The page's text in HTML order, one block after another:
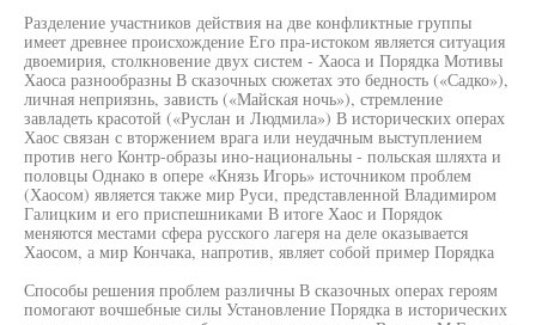
Разделение участников действия на две конфликтные группы
имеет древнее происхождение Его пра-истоком является ситуация
двоемирия, столкновение двух систем - Хаоса и Порядка Мотивы
Хаоса разнообразны В сказочных сюжетах это бедность («Садко»),
личная неприязнь, зависть («Майская ночь»), стремление
завладеть красотой («Руслан и Людмила») В исторических операх
Хаос связан с вторжением врага или неудачным выступлением
против него Контр-образы ино-национальны - польская шляхта и
половцы Однако в опере «Князь Игорь» источником проблем
(Хаосом) является также мир Руси, представленной Владимиром
Галицким и его приспешниками В итоге Хаос и Порядок
меняются местами сфера русского лагеря на деле оказывается
Хаосом, а мир Кончака, напротив, являет собой пример Порядка
Способы решения проблем различны В сказочных операх героям
помогают вочшебные силы Установление Порядка в исторических